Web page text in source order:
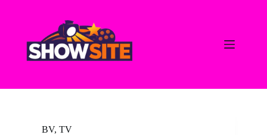
BV, TV